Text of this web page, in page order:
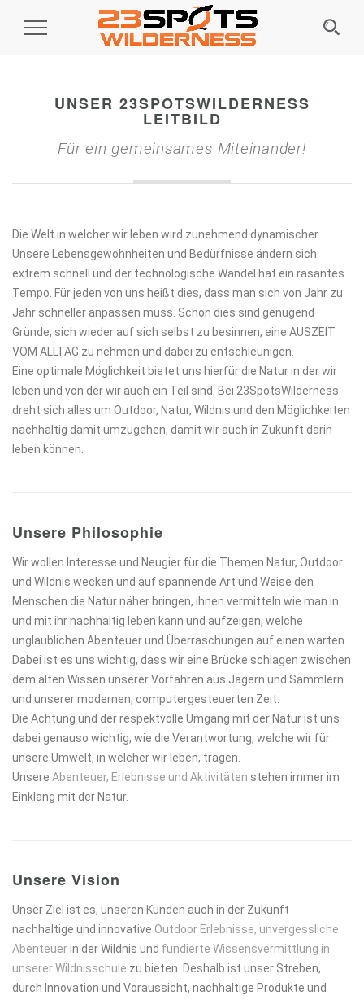
Toggle
UNSER 23SPOTSWILDERNESS
LEITBILD
Für ein gemeinsames Miteinander!
Die Welt in welcher wir leben wird zunehmend dynamischer.
Unsere Lebensgewohnheiten und Bedürfnisse ändern sich
extrem schnell und der technologische Wandel hat ein rasantes
Tempo. Für jeden von uns heißt dies, dass man sich von Jahr zu
Jahr schneller anpassen muss. Schon dies sind genügend
Gründe, sich wieder auf sich selbst zu besinnen, eine AUSZEIT
VOM ALLTAG zu nehmen und dabei zu entschleunigen.
Eine optimale Möglichkeit bietet uns hierfür die Natur in der wir
leben und von der wir auch ein Teil sind. Bei 23SpotsWilderness
dreht sich alles um Outdoor, Natur, Wildnis und den Möglichkeiten
nachhaltig damit umzugehen, damit wir auch in Zukunft darin
leben können.
Unsere Philosophie
Wir wollen Interesse und Neugier für die Themen Natur, Outdoor
und Wildnis wecken und auf spannende Art und Weise den
Menschen die Natur näher bringen, ihnen vermitteln wie man in
und mit ihr nachhaltig leben kann und aufzeigen, welche
unglaublichen Abenteuer und Überraschungen auf einen warten.
Dabei ist es uns wichtig, dass wir eine Brücke schlagen zwischen
dem alten Wissen unserer Vorfahren aus Jägern und Sammlern
und unserer modernen, computergesteuerten Zeit.
Die Achtung und der respektvolle Umgang mit der Natur ist uns
dabei genauso wichtig, wie die Verantwortung, welche wir für
unsere Umwelt, in welcher wir leben, tragen.
Unsere Abenteuer, Erlebnisse und Aktivitäten stehen immer im
Einklang mit der Natur.
Unsere Vision
Unser Ziel ist es, unseren Kunden auch in der Zukunft
nachhaltige und innovative Outdoor Erlebnisse, unvergessliche
Abenteuerin der Wildnis und fundierte Wissensvermittlung in
unserer Wildnisschule zu bieten. Deshalb ist unser Streben,
durch Innovation und Voraussicht, nachhaltige Produkte und